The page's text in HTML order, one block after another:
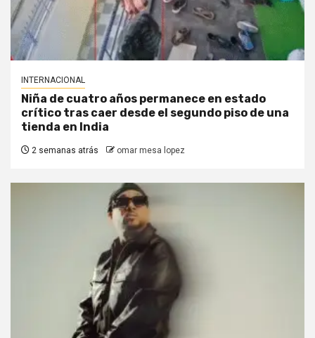
INTERNACIONAL
Niña de cuatro años permanece en estado
crítico tras caer desde el segundo piso de una
tienda en India
2 semanas atrás omar mesa lopez